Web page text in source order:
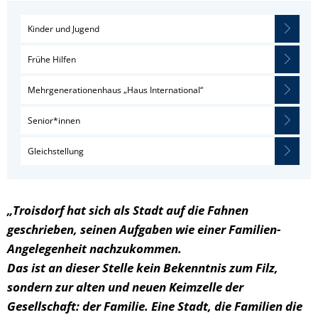
Kinder und Jugend
Frühe Hilfen
Mehrgenerationenhaus „Haus International“
Senior*innen
Gleichstellung
„Troisdorf hat sich als Stadt auf die Fahnen
geschrieben, seinen Aufgaben wie einer Familien-
Angelegenheit nachzukommen.
Das ist an dieser Stelle kein Bekenntnis zum Filz,
sondern zur alten und neuen Keimzelle der
Gesellschaft: der Familie. Eine Stadt, die Familien die